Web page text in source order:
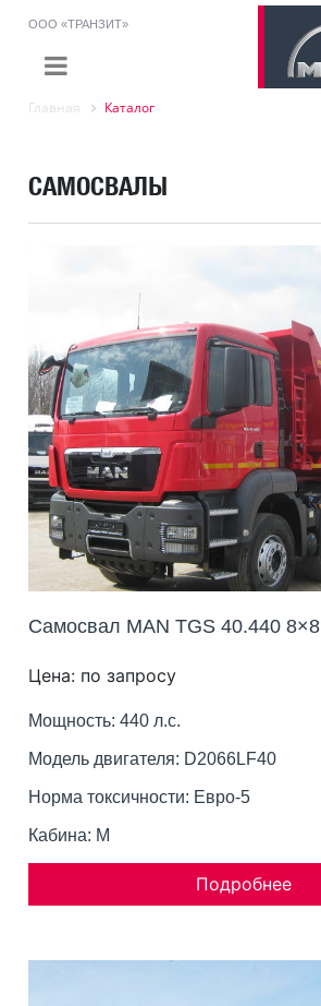
ООО «ТРАНЗИТ»
Главная Каталог
САМОСВАЛЫ
Самосвал MAN TGS 40.440 8×8
Цена: по запросу
Мощность: 440 л.с.
Модель двигателя: D2066LF40
Норма токсичности: Евро-5
Кабина: M
Подробнее